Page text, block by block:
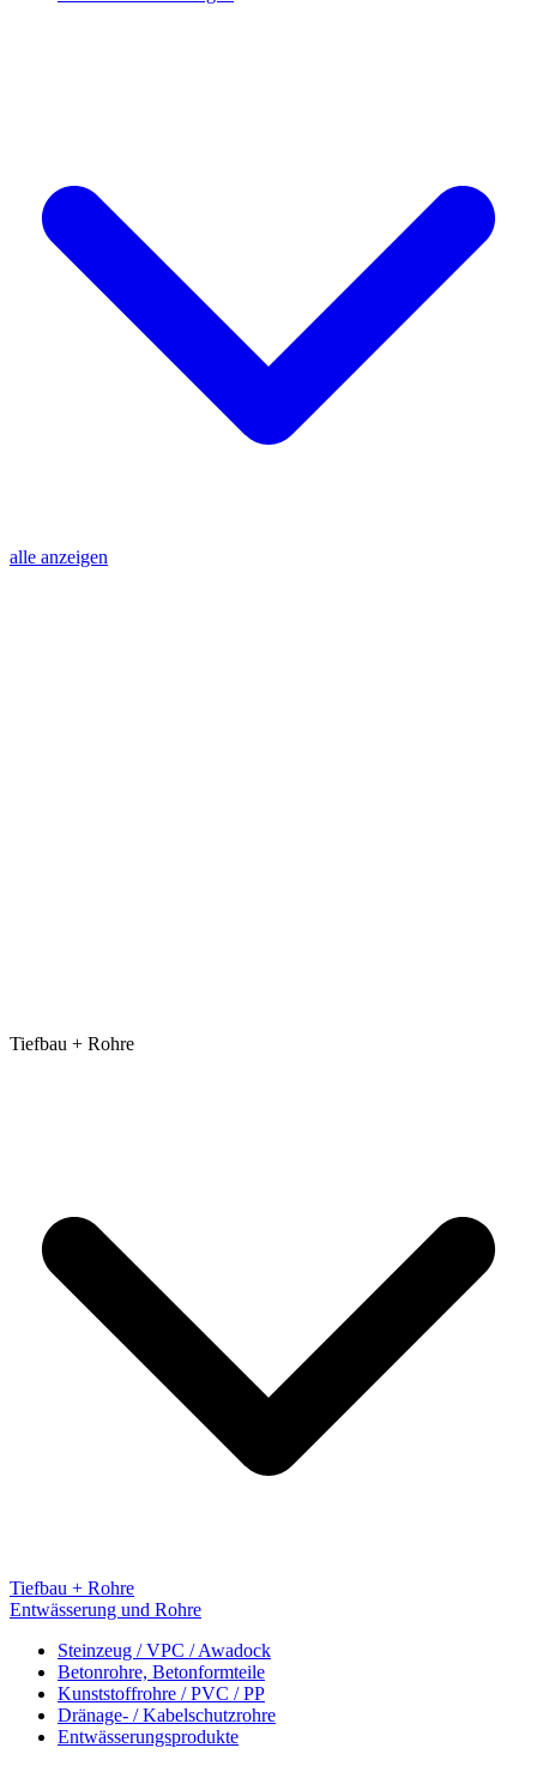
alle anzeigen
Tiefbau + Rohre
Tiefbau + Rohre
Entwässerung und Rohre
Steinzeug / VPC / Awadock
Betonrohre, Betonformteile
Kunststoffrohre / PVC / PP
Dränage- / Kabelschutzrohre
Entwässerungsprodukte